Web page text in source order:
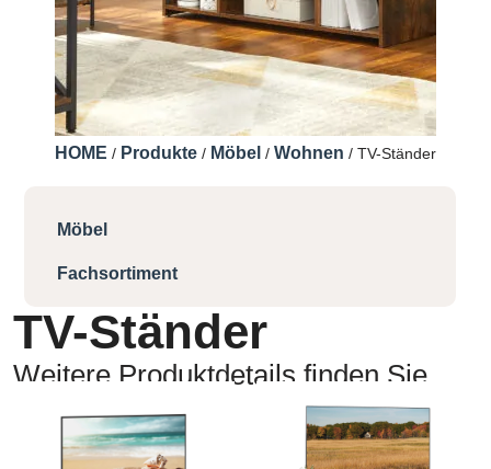
HOME / Produkte / Möbel / Wohnen / TV-Ständer
Möbel
Fachsortiment
TV-Ständer
Weitere Produktdetails finden Sie
hier: